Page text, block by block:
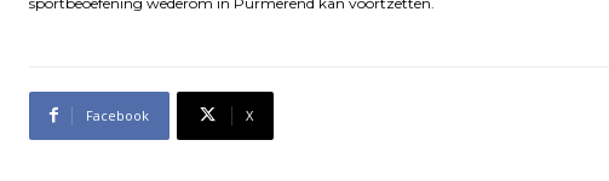
Facebook X